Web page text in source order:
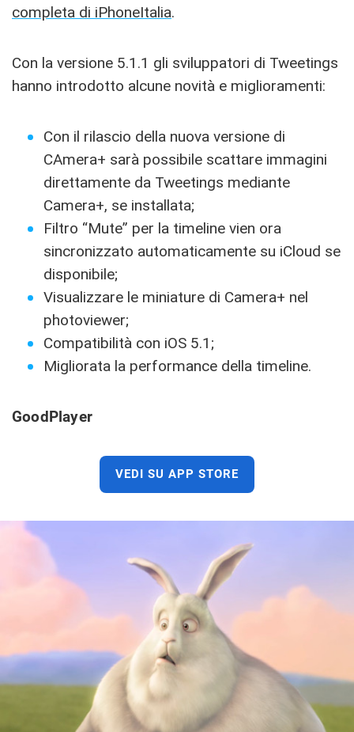
completa di iPhoneItalia.
Con la versione 5.1.1 gli sviluppatori di Tweetings
hanno introdotto alcune novità e miglioramenti:
Con il rilascio della nuova versione di
CAmera+ sarà possibile scattare immagini
direttamente da Tweetings mediante
Camera+, se installata;
Filtro “Mute” per la timeline vien ora
sincronizzato automaticamente su iCloud se
disponibile;
Visualizzare le miniature di Camera+ nel
photoviewer;
Compatibilità con iOS 5.1;
Migliorata la performance della timeline.
GoodPlayer
VEDI SU APP STORE